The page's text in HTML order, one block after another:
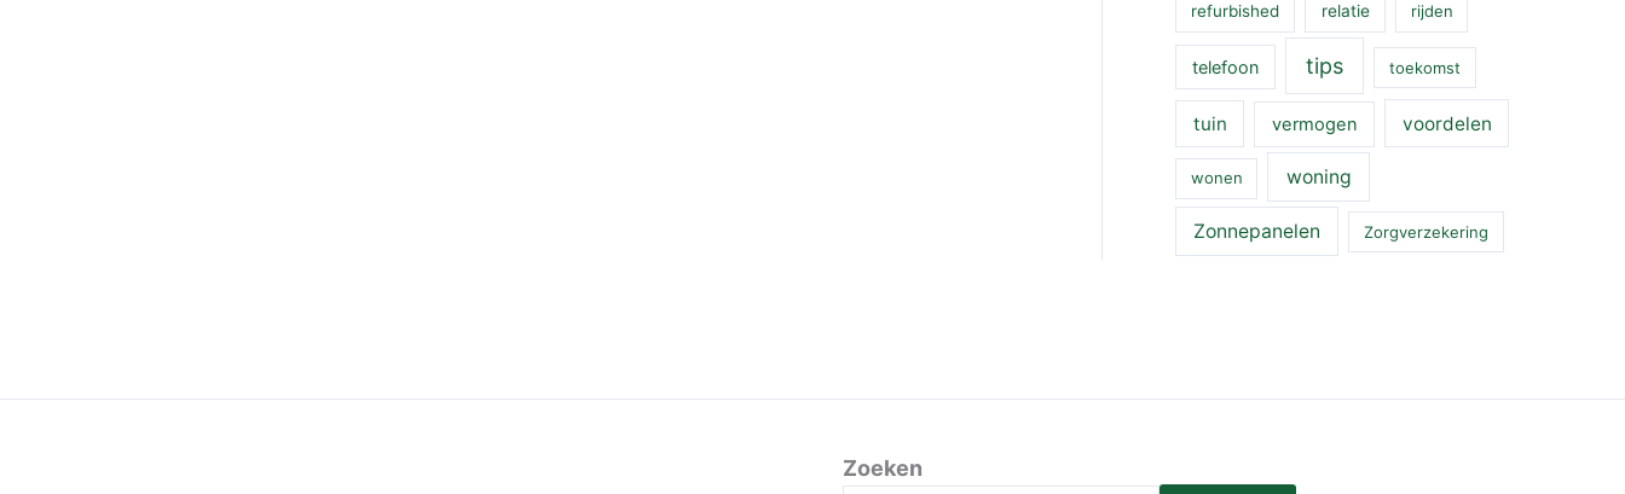
refurbished relatie rijden
telefoon tips toekomst
tuin vermogen voordelen
wonen woning
Zonnepanelen Zorgverzekering
Zoeken